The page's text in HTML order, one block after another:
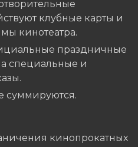
клубные карты и
кинотеатра.
праздничные
специальные и
суммируются.
кинопрокатных